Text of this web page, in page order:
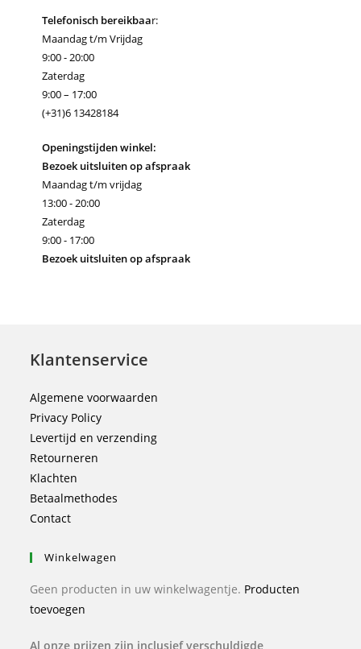
Telefonisch bereikbaar:
Maandag t/m Vrijdag
9:00 - 20:00
Zaterdag
9:00 – 17:00
(+31)6 13428184
Openingstijden winkel:
Bezoek uitsluiten op afspraak
Maandag t/m vrijdag
13:00 - 20:00
Zaterdag
9:00 - 17:00
Bezoek uitsluiten op afspraak
Klantenservice
Algemene voorwaarden
Privacy Policy
Levertijd en verzending
Retourneren
Klachten
Betaalmethodes
Contact
Winkelwagen
Geen producten in uw winkelwagentje. Producten
toevoegen
Al onze prijzen zijn inclusief verschuldigde